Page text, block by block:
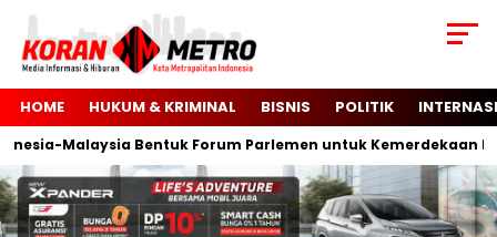
HOME HUKUM & KRIMINAL BISNIS POLITIK
Malaysia Bentuk Forum Parlemen untuk Kemerdekaan